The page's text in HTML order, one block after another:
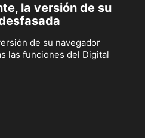
la versión de su
de su navegador
las funciones del Digital